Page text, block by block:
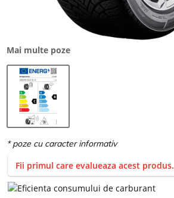
Mai multe poze
Fii primul care evalueaza acest produs.